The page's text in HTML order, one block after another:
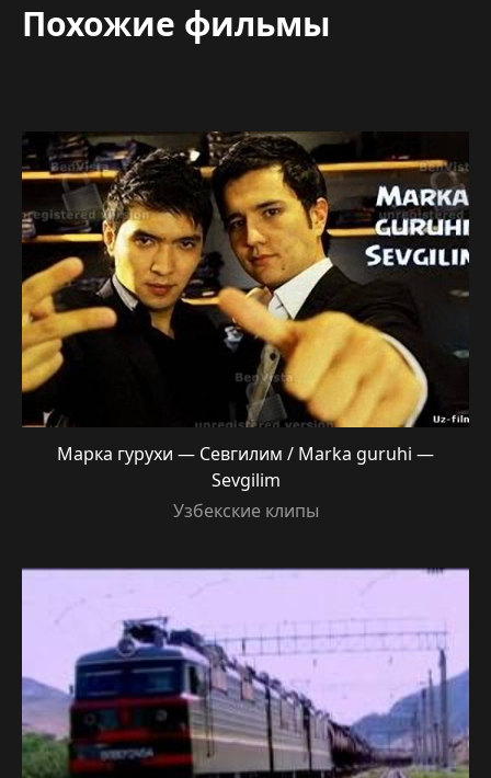
Похожие фильмы
Марка гурухи — Севгилим / Marka guruhi —
Sevgilim
Узбекские клипы